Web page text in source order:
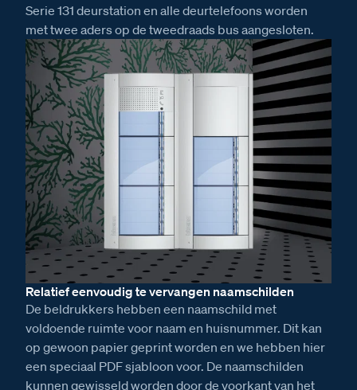
Serie 131 deurstation en alle deurtelefoons worden
met twee aders op de tweedraads bus aangesloten.
Relatief eenvoudig te vervangen naamschilden
De beldrukkers hebben een naamschild met
voldoende ruimte voor naam en huisnummer. Dit kan
op gewoon papier geprint worden en we hebben hier
een speciaal PDF sjabloon voor. De naamschilden
kunnen gewisseld worden door de voorkant van het